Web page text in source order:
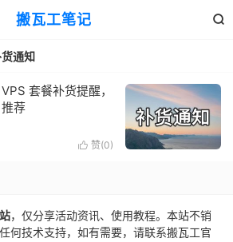
搬瓦工笔记 
通知
套餐补货提醒，
荐
 赞(0)
，仅分享活动资讯、使用教程。本站不销
何技术支持，如有需要，请联系搬瓦工官